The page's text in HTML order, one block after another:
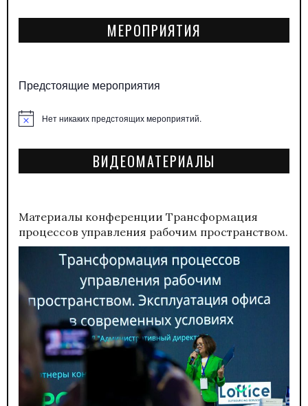
МЕРОПРИЯТИЯ
Предстоящие мероприятия
ЗаметкаНет никаких предстоящих мероприятий.
ВИДЕОМАТЕРИАЛЫ
Материалы конференции Трансформация
процессов управления рабочим пространством.